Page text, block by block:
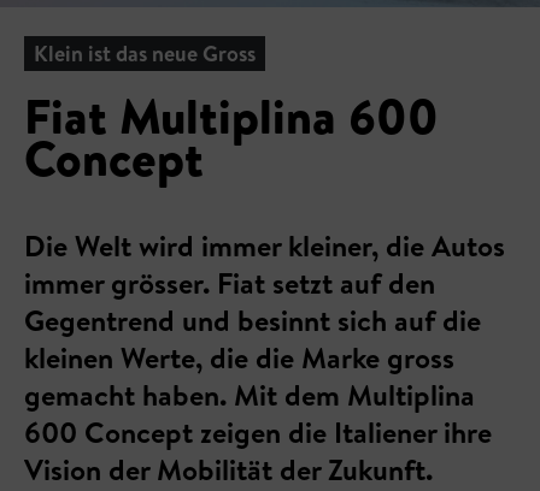
Klein ist das neue Gross
Fiat Multiplina 600
Concept
Die Welt wird immer kleiner, die Autos
immer grösser. Fiat setzt auf den
Gegentrend und besinnt sich auf die
kleinen Werte, die die Marke gross
gemacht haben. Mit dem Multiplina
600 Concept zeigen die Italiener ihre
Vision der Mobilität der Zukunft.